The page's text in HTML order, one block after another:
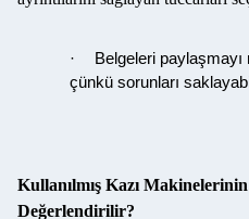
·
Belgeleri paylaşmayı
çünkü sorunları
Kullanılmış Kazı
Değerlendirilir?